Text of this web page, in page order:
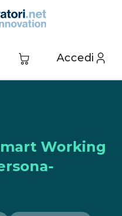
Accedi
Working